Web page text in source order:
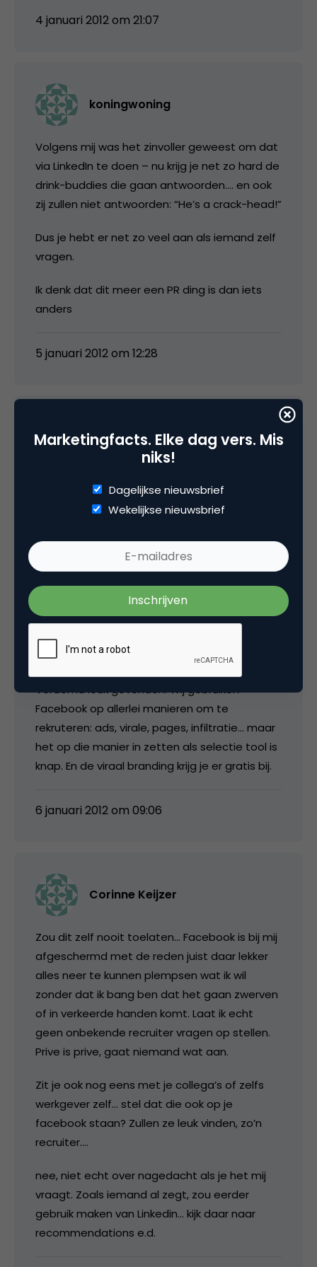
4 januari 2012 om 21:07
koningwoning
Volgens mij was het zinvoller geweest om dat
via LinkedIn te doen – nu krijg je net zo hard de
drink-buddies die gaan antwoorden…. en ook
zij zullen niet antwoorden: “He’s a crack-head!”
Dus je hebt er net zo veel aan als iemand zelf
vragen.
Ik denk dat dit meer een PR ding is dan iets
anders
5 januari 2012 om 12:28
Olaf
je huidige werkgever deze berichtjes ’toevallig’
tegenkomt op je Facebook pagina…
5 januari 2012 om 18:53
Lieven Van Nieuwenhuyze
Verdomd leuk gevonden. Wij gebruiken
Facebook op allerlei manieren om te
rekruteren: ads, virale, pages, infiltratie… maar
het op die manier in zetten als selectie tool is
knap. En de viraal branding krijg je er gratis bij.
6 januari 2012 om 09:06
Corinne Keijzer
Zou dit zelf nooit toelaten… Facebook is bij mij
afgeschermd met de reden juist daar lekker
alles neer te kunnen plempsen wat ik wil
zonder dat ik bang ben dat het gaan zwerven
of in verkeerde handen komt. Laat ik echt
geen onbekende recruiter vragen op stellen.
Prive is prive, gaat niemand wat aan.
Zit je ook nog eens met je collega’s of zelfs
werkgever zelf… stel dat die ook op je
facebook staan? Zullen ze leuk vinden, zo’n
recruiter….
nee, niet echt over nagedacht als je het mij
vraagt. Zoals iemand al zegt, zou eerder
gebruik maken van Linkedin… kijk daar naar
recommendations e.d.
Marketingfacts. Elke dag vers. Mis
niks!
Dagelijkse nieuwsbrief
Wekelijkse nieuwsbrief